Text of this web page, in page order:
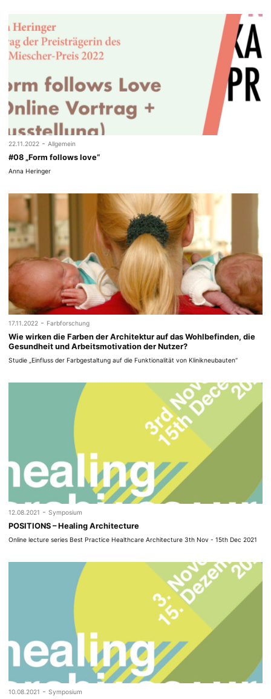
22.11.2022 - Allgemein
#08 „Form follows love“
Anna Heringer
17.11.2022 - Farbforschung
Wie wirken die Farben der Architektur auf das Wohlbefinden, die
Gesundheit und Arbeitsmotivation der Nutzer?
Studie „Einfluss der Farbgestaltung auf die Funktionalität von Klinikneubauten“
12.08.2021 - Symposium
POSITIONS – Healing Architecture
Online lecture series Best Practice Healthcare Architecture 3th Nov - 15th Dec 2021
10.08.2021 - Symposium